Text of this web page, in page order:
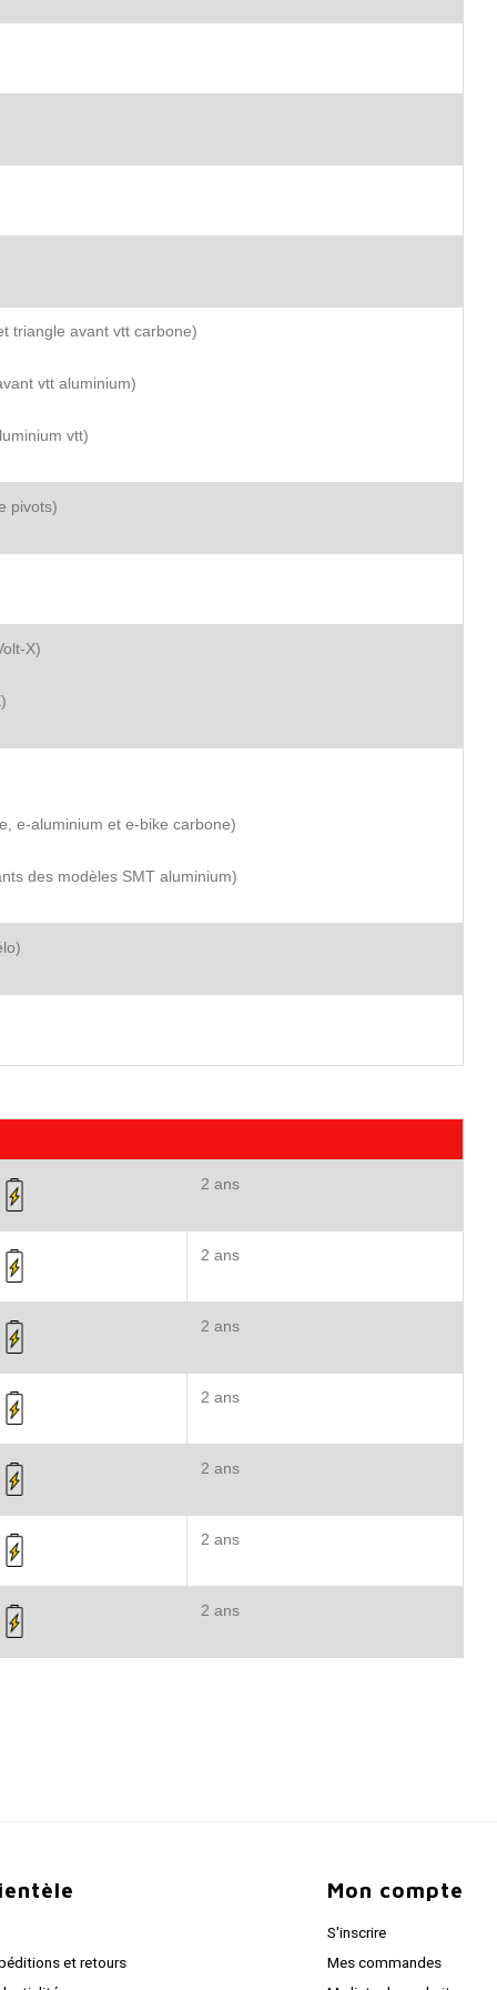
triangle avant vtt carbone)
vtt aluminium)
vtt)
pivots)
X)
e-aluminium et e-bike carbone)
des modèles SMT aluminium)
2 ans
2 ans
2 ans
2 ans
2 ans
2 ans
2 ans
et retours
Mon compte
S'inscrire
Mes commandes